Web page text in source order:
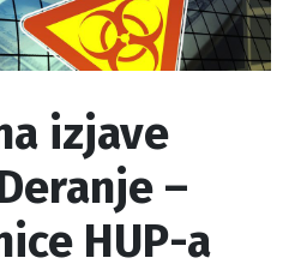
izjave
–
HUP-a